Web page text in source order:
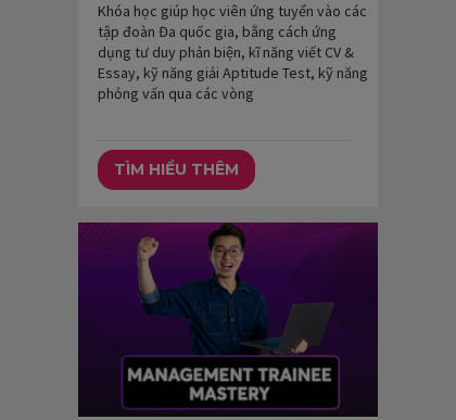
Khóa học giúp học viên ứng tuyển vào các
tập đoàn Đa quốc gia, bằng cách ứng
dụng tư duy phản biện, kĩ năng viết CV &
Essay, kỹ năng giải Aptitude Test, kỹ năng
phỏng vấn qua các vòng
TÌM HIỂU THÊM